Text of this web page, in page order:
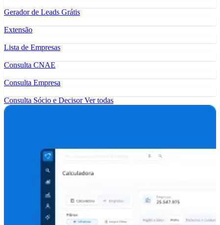
Gerador de Leads Grátis
Extensão
Lista de Empresas
Consulta CNAE
Consulta Empresa
Consulta Sócio e DecisorVer todas